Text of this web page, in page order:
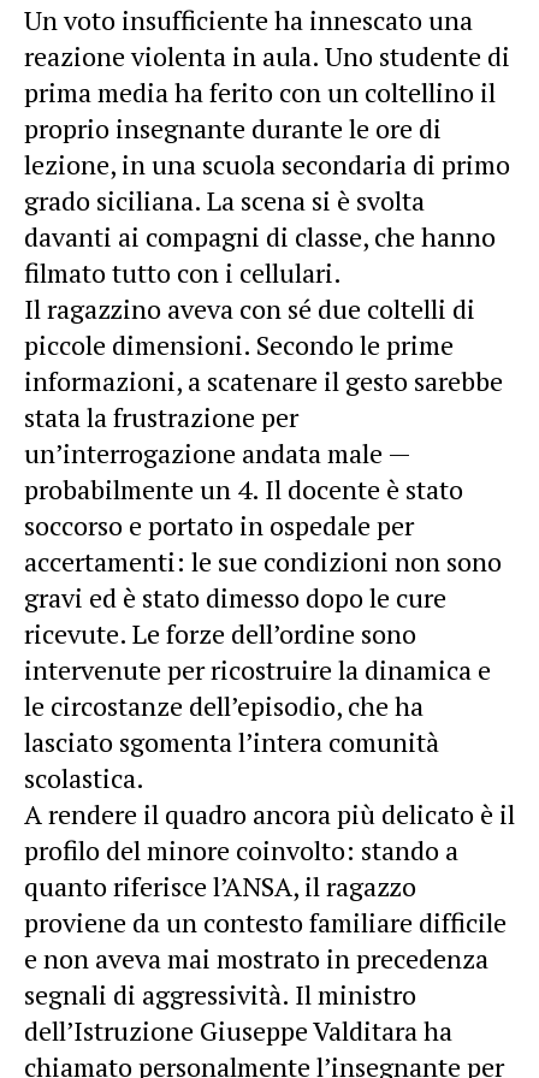
Un voto insufficiente ha innescato una
reazione violenta in aula. Uno studente di
prima media ha ferito con un coltellino il
proprio insegnante durante le ore di
lezione, in una scuola secondaria di primo
grado siciliana. La scena si è svolta
davanti ai compagni di classe, che hanno
filmato tutto con i cellulari.
Il ragazzino aveva con sé due coltelli di
piccole dimensioni. Secondo le prime
informazioni, a scatenare il gesto sarebbe
stata la frustrazione per
un’interrogazione andata male —
probabilmente un 4. Il docente è stato
soccorso e portato in ospedale per
accertamenti: le sue condizioni non sono
gravi ed è stato dimesso dopo le cure
ricevute. Le forze dell’ordine sono
intervenute per ricostruire la dinamica e
le circostanze dell’episodio, che ha
lasciato sgomenta l’intera comunità
scolastica.
A rendere il quadro ancora più delicato è il
profilo del minore coinvolto: stando a
quanto riferisce l’ANSA, il ragazzo
proviene da un contesto familiare difficile
e non aveva mai mostrato in precedenza
segnali di aggressività. Il ministro
dell’Istruzione Giuseppe Valditara ha
chiamato personalmente l’insegnante per